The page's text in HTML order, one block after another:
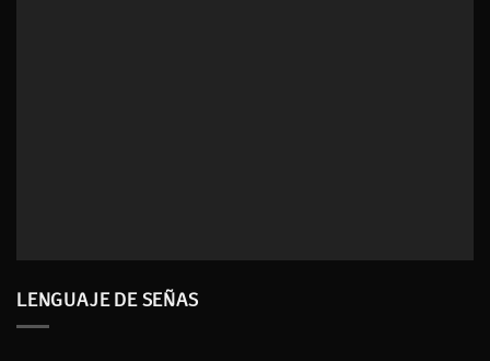
LENGUAJE DE SEÑAS